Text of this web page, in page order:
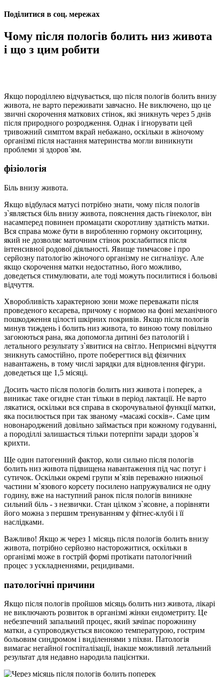
Поділитися в соц. мережах
Чому після пологів болить низ живота
і що з цим робити
Якщо породіллею відчувається, що після пологів болить внизу
живота, не варто переживати завчасно. Не виключено, що це
звичні скорочення маткових стінок, які зникнуть через 5 днів
після природного розродження. Однак і ігнорувати цей
тривожний симптом вкрай небажано, оскільки в жіночому
організмі після настання материнства могли виникнути
проблеми зі здоров`ям.
фізіологія
Біль внизу живота.
Якщо відбулася матусі потрібно знати, чому після пологів
з`являється біль внизу живота, пояснення дасть гінеколог, він
насамперед повинен промацати скоротливу здатність матки.
Вся справа може бути в виробленню гормону окситоцину,
який не дозволяє маточним стінок розслабитися після
інтенсивної родової діяльності. Явище тимчасове і про
серйозну патологію жіночого організму не сигналізує. Але
якщо скорочення матки недостатньо, його можливо,
доведеться стимулювати, але тоді можуть посилитися і больові
відчуття.
Хворобливість характерною зони може переважати після
проведеного кесарева, причому є нормою на фоні механічного
пошкодження цілості шкірних покривів. Якщо після пологів
минув тиждень і болить низ живота, то виною тому повільно
загоюються рана, яка допомогла дитині без патологій і
летального результату з`явитися на світло. Неприємні відчуття
зникнуть самостійно, проте поберегтися від фізичних
навантажень, в тому числі зарядки для відновлення фігури.
доведеться ще 1,5 місяці.
Досить часто після пологів болить низ живота і поперек, а
виникає таке огидне стан тільки в період лактації. Не варто
лякатися, оскільки вся справа в скорочувальної функції матки,
яка посилюється при так званому «масажі сосків». Саме цим
новонароджений довільно займається при кожному годуванні,
а породіллі залишається тільки потерпіти заради здоров`я
крихти.
Ще один патогенний фактор, коли сильно після пологів
болить низ живота підвищена навантаження під час потуг і
сутичок. Оскільки окремі групи м`язів переважно нижньої
частини м`язового корсету посилено напружувалися не одну
годину, вже на наступний ранок після пологів виникне
сильний біль - з незвички. Стан цілком з`ясовне, а порівняти
його можна з першим тренуванням у фітнес-клубі і її
наслідками.
Важливо! Якщо ж через 1 місяць після пологів болить внизу
живота, потрібно серйозно насторожитися, оскільки в
організмі може в гострій формі протікати патологічний
процес з ускладненнями, рецидивами.
патологічні причини
Якщо після пологів пройшов місяць болить низ живота, лікарі
не виключають розвиток в організмі жінки ендометриту. Це
небезпечний запальний процес, який зачіпає порожнину
матки, а супроводжується високою температурою, гострим
больовим синдромом і виділеннями з піхви. Патологія
вимагає негайної госпіталізації, інакше можливий летальний
результат для недавно народила пацієнтки.